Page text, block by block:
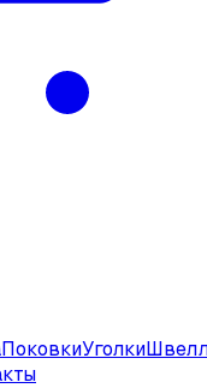
ПоковкиУголки